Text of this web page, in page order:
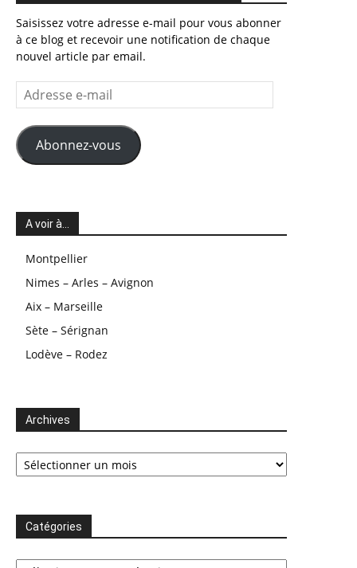
Saisissez votre adresse e-mail pour vous abonner
à ce blog et recevoir une notification de chaque
nouvel article par email.
Adresse
e-
mail
Abonnez-vous
A voir à…
Montpellier
Nimes – Arles – Avignon
Aix – Marseille
Sète – Sérignan
Lodève – Rodez
Archives
Archives
Catégories
Catégories